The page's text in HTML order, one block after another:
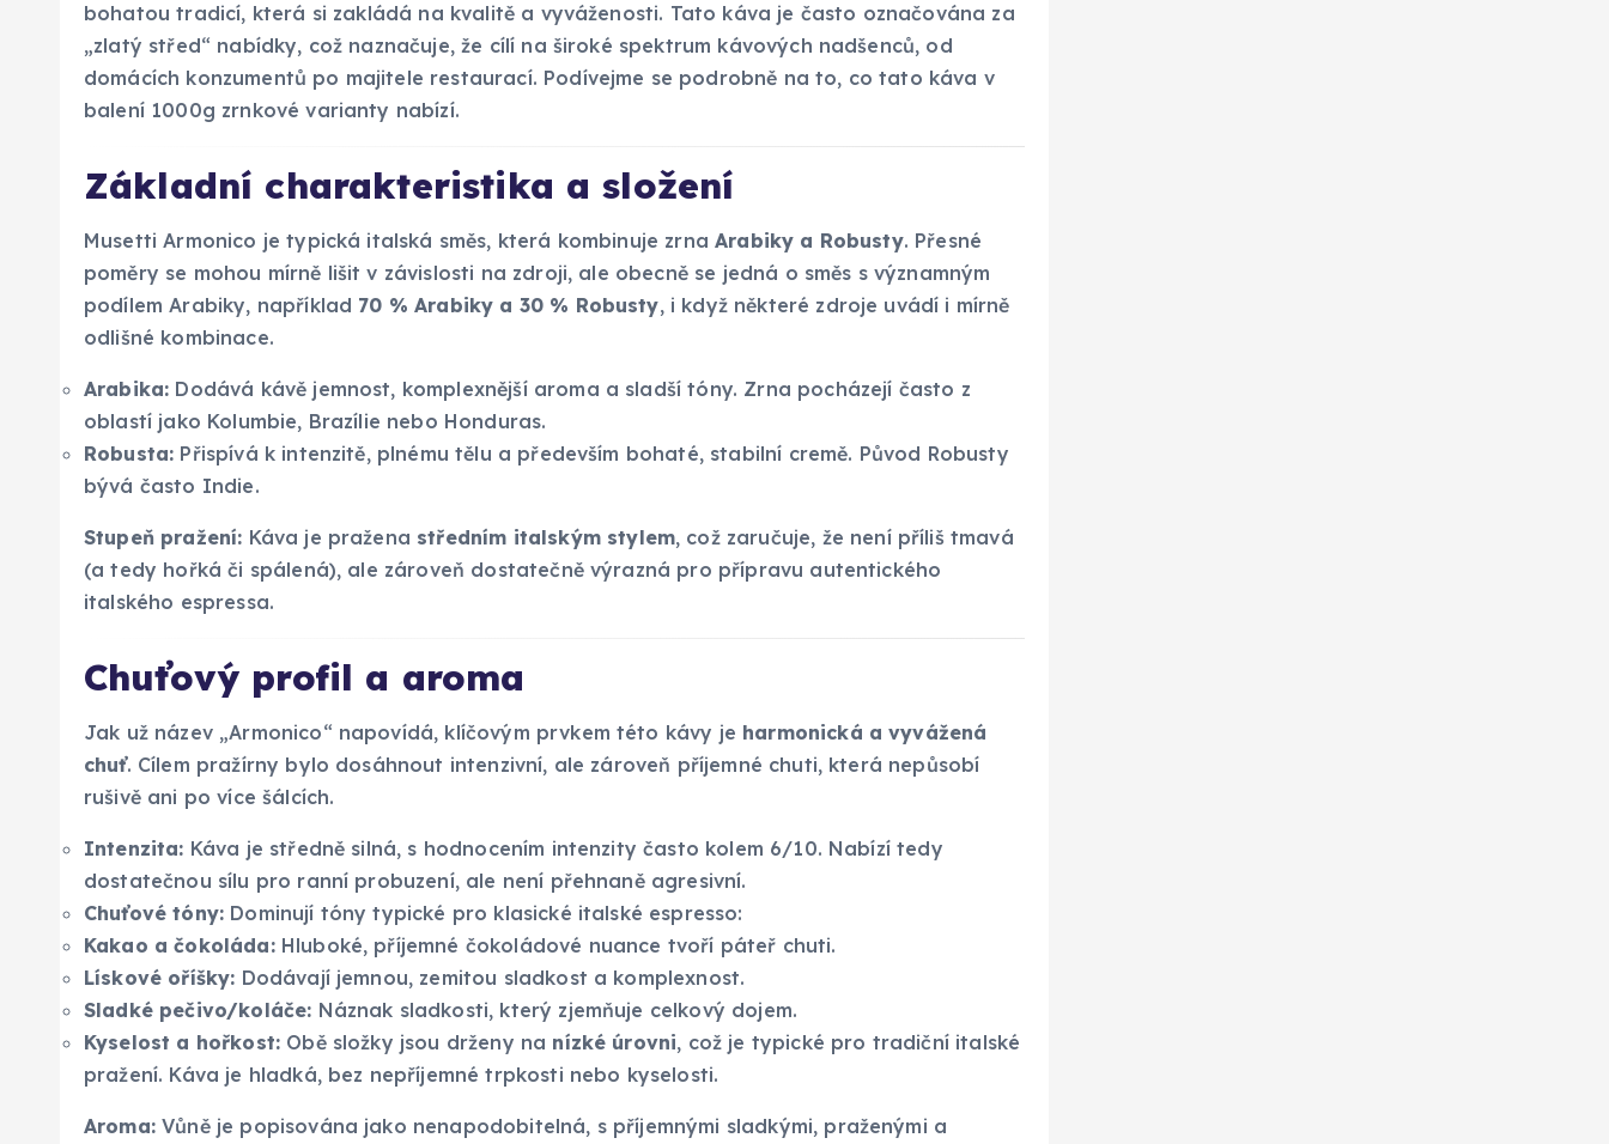
bohatou tradicí, která si zakládá na kvalitě a vyváženosti. Tato káva je často označována za
„zlatý střed“ nabídky, což naznačuje, že cílí na široké spektrum kávových nadšenců, od
domácích konzumentů po majitele restaurací. Podívejme se podrobně na to, co tato káva v
balení 1000g zrnkové varianty nabízí.
Základní charakteristika a složení
Musetti Armonico je typická italská směs, která kombinuje zrnaArabiky a Robusty. Přesné
poměry se mohou mírně lišit v závislosti na zdroji, ale obecně se jedná o směs s významným
podílem Arabiky, například 70 % Arabiky a 30 % Robusty, i když některé zdroje uvádí i mírně
odlišné kombinace.
Arabika: Dodává kávě jemnost, komplexnější aroma a sladší tóny. Zrna pocházejí často z
oblastí jako Kolumbie, Brazílie nebo Honduras.
Robusta: Přispívá k intenzitě, plnému tělu a především bohaté, stabilní cremě. Původ Robusty
bývá často Indie.
Stupeň pražení: Káva je pražena středním italským stylem, což zaručuje, že není příliš tmavá
(a tedy hořká či spálená), ale zároveň dostatečně výrazná pro přípravu autentického
italského espressa.
Chuťový profil a aroma
Jak už název „Armonico“ napovídá, klíčovým prvkem této kávy je harmonická a vyvážená
chuť. Cílem pražírny bylo dosáhnout intenzivní, ale zároveň příjemné chuti, která nepůsobí
rušivě ani po více šálcích.
Intenzita: Káva je středně silná, s hodnocením intenzity často kolem 6/10. Nabízí tedy
dostatečnou sílu pro ranní probuzení, ale není přehnaně agresivní.
Chuťové tóny: Dominují tóny typické pro klasické italské espresso:
Kakao a čokoláda:Hluboké, příjemné čokoládové nuance tvoří páteř chuti.
Lískové oříšky: Dodávají jemnou, zemitou sladkost a komplexnost.
Sladké pečivo/koláče: Náznak sladkosti, který zjemňuje celkový dojem.
Kyselost a hořkost: Obě složky jsou drženy na nízké úrovni, což je typické pro tradiční italské
pražení. Káva je hladká, bez nepříjemné trpkosti nebo kyselosti.
Aroma:Vůně je popisována jako nenapodobitelná, s příjemnými sladkými, praženými a